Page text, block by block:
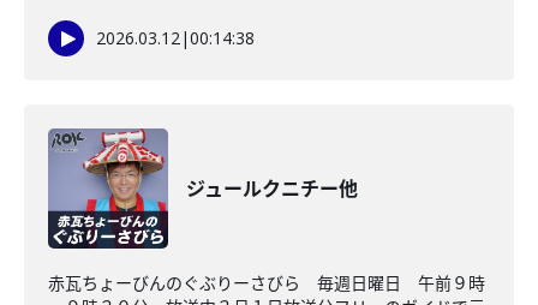
2026.03.12|00:14:38
ジュールクニチー他
赤瓦ちょーびんのぐぶりーさびら 毎週日曜日 午前９時